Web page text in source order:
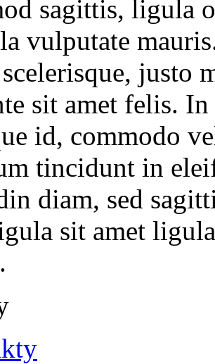
sagittis, ligula
vulputate
justo
sit amet felis.
id, commodo
tincidunt in
diam, sed
sit amet